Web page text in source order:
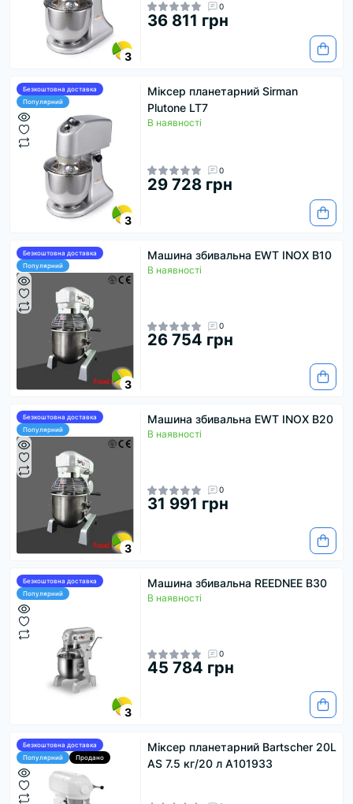
3
0
36 811 грн
Безкоштовна доставка
Популярний
3
Міксер планетарний Sirman
Plutone LT7
В наявності
0
29 728 грн
Безкоштовна доставка
Популярний
3
Машина збивальна EWT INOX B10
В наявності
0
26 754 грн
Безкоштовна доставка
Популярний
3
Машина збивальна EWT INOX B20
В наявності
0
31 991 грн
Безкоштовна доставка
Популярний
3
Машина збивальна REEDNEE B30
В наявності
0
45 784 грн
Безкоштовна доставка
Популярний
Продано
Міксер планетарний Bartscher 20L
AS 7.5 кг/20 л А101933